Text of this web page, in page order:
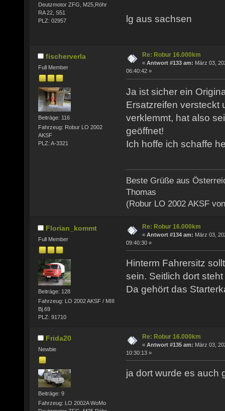
Deutzmotor ZFG, M25,Röhr
RA 22, S51
PLZ: 02957
lg aus sachsen
fischerverla
Full Member
Beiträge: 116
Fahrzeug: Robur LO 2002
AKSF
PLZ: A-3321
Re: Robur 16.000km
« Antwort #133 am: März 03,
06:40:42 »
Ja ist sicher ein
Ersatzreifen versteckt
verklemmt, hat also
geöffnet!
Ich hoffe ich schaffe
Beste Grüße aus
Thomas
(Robur LO 2002 AKSF
Florian_kommt
Full Member
Beiträge: 128
Fahrzeug: LO 2002 AKSF / MIII
Bj.69
PLZ: 91710
Re: Robur 16.000km
« Antwort #134 am: März 03,
09:40:30 »
Hinterm Fahrersitz
sein. Seitlich dort
Da gehört das
Frida20
Newbie
Beiträge: 9
Fahrzeug: LO 2002A WoMo
Re: Robur 16.000km
« Antwort #135 am: März 03,
10:30:13 »
ja dort wurde es auch